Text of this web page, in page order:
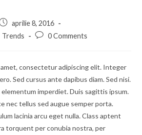
aprilie 8, 2016
Trends 0 Comments
consectetur adipiscing elit. Integer
Sed cursus ante dapibus diam. Sed nisi.
elementum imperdiet. Duis sagittis ipsum.
nec tellus sed augue semper porta.
lacinia arcu eget nulla. Class aptent
torquent per conubia nostra, per